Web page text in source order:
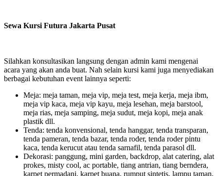
Sewa Kursi Futura Jakarta Pusat
Silahkan konsultasikan langsung dengan admin kami mengenai
acara yang akan anda buat. Nah selain kursi kami juga menyediakan
berbagai kebutuhan event lainnya seperti:
Meja: meja taman, meja vip, meja test, meja kerja, meja ibm,
meja vip kaca, meja vip kayu, meja lesehan, meja barstool,
meja rias, meja samping, meja sudut, meja kopi, meja anak
plastik dll.
Tenda: tenda konvensional, tenda hanggar, tenda transparan,
tenda pameran, tenda bazar, tenda roder, tenda roder pintu
kaca, tenda kerucut atau tenda sarnafil, tenda parasol dll.
Dekorasi: panggung, mini garden, backdrop, alat catering, alat
prokes, misty cool, ac portable, tiang antrian, tiang berndera,
karpet permadani, karpet buana, rumput sintetis, lampu taman,